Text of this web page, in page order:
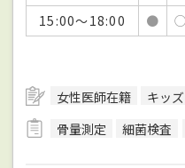
15:00～18:00
● ○
女性医師在籍 キッ
骨量測定
細菌検査